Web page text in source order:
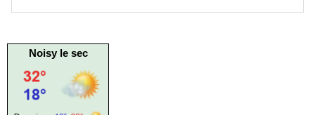
Noisy le sec